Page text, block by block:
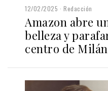
12/02/2025 Redacción
Amazon abre
belleza y
centro de Milán